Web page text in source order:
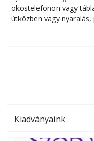
okostelefonon vagy
útközben vagy
Kiadványaink